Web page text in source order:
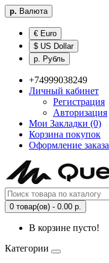
р. Валюта
€ Euro
$ US Dollar
р. Рубль
+74999038249
Личный кабинет
Регистрация
Авторизация
Мои Закладки (0)
Корзина покупок
Оформление заказа
0 товар(ов) - 0.00 р.
В корзине пусто!
Категории